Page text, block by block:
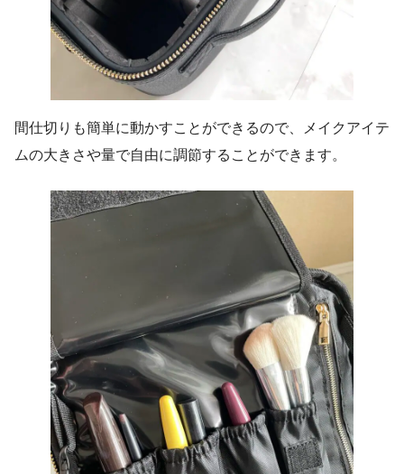
間仕切りも簡単に動かすことができるので、メイクアイテ
ムの大きさや量で自由に調節することができます。